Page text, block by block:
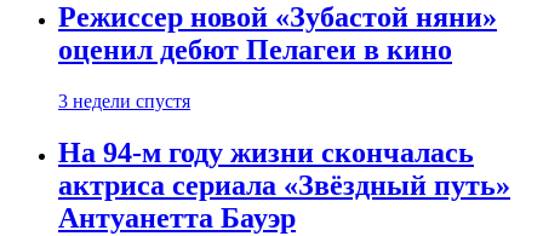
Режиссер новой «Зубастой няни»
оценил дебют Пелагеи в кино
3 недели спустя
На 94-м году жизни скончалась
актриса сериала «Звёздный путь»
Антуанетта Бауэр